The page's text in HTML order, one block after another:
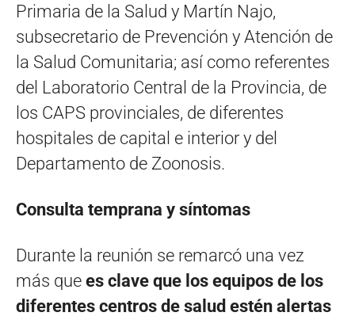
Primaria de la Salud y Martín Najo,
subsecretario de Prevención y Atención de
la Salud Comunitaria; así como referentes
del Laboratorio Central de la Provincia, de
los CAPS provinciales, de diferentes
hospitales de capital e interior y del
Departamento de Zoonosis.
Consulta temprana y síntomas
Durante la reunión se remarcó una vez
más que es clave que los equipos de los
diferentes centros de salud estén alertas